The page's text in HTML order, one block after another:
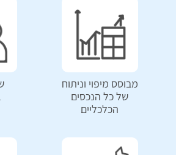
מבוסס מיפוי וניתוח
של כל הנכסים
הכלכליים